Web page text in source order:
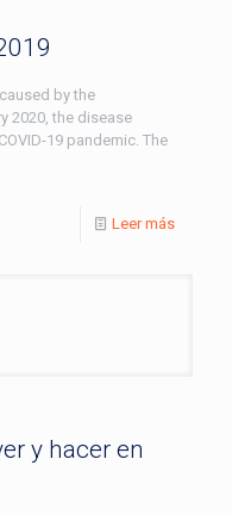
by the
2020, the disease
19 pandemic. The
Leer más
y hacer en